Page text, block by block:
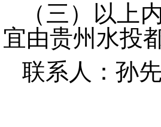
（三）以上
宜由贵州水投
联系人：孙